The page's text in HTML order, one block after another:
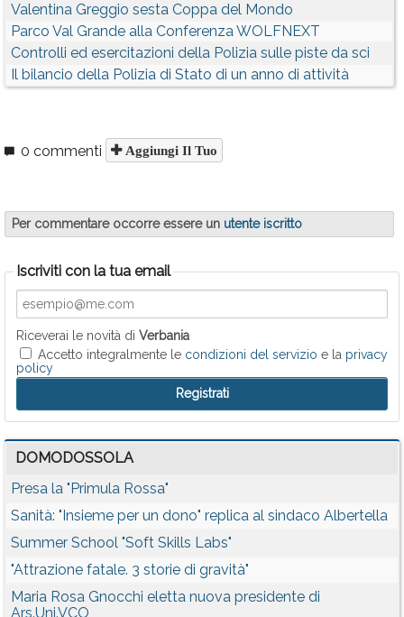
Valentina Greggio sesta Coppa del Mondo
Parco Val Grande alla Conferenza WOLFNEXT
Controlli ed esercitazioni della Polizia sulle piste da sci
Il bilancio della Polizia di Stato di un anno di attività
0 commenti Aggiungi Il Tuo
Per commentare occorre essere un utente iscritto
Iscriviti con la tua email
Riceverai le novità di Verbania
Accetto integralmente le condizioni del servizio e la privacy
policy
DOMODOSSOLA
Presa la "Primula Rossa"
Sanità: "Insieme per un dono" replica al sindaco Albertella
Summer School "Soft Skills Labs"
"Attrazione fatale. 3 storie di gravità"
Maria Rosa Gnocchi eletta nuova presidente di
Ars.Uni.VCO